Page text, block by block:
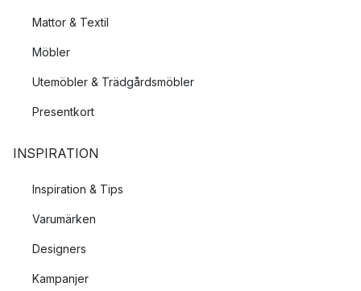
Mattor & Textil
Möbler
Utemöbler & Trädgårdsmöbler
Presentkort
INSPIRATION
Inspiration & Tips
Varumärken
Designers
Kampanjer